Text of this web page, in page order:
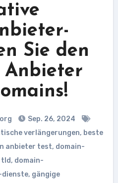
Sie den
Sep. 26, 2024
verlängerungen, beste
anbieter test, domain-
tld, domain-
dienste, gängige